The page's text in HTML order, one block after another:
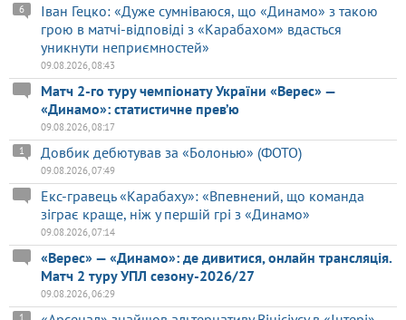
Іван Гецко: «Дуже сумніваюся, що «Динамо» з такою
грою в матчі-відповіді з «Карабахом» вдасться
уникнути неприємностей»
6
09.08.2026, 08:43
Матч 2-го туру чемпіонату України «Верес» —
«Динамо»: статистичне прев’ю
09.08.2026, 08:17
Довбик дебютував за «Болонью» (ФОТО)
1
09.08.2026, 07:49
Екс-гравець «Карабаху»: «Впевнений, що команда
зіграє краще, ніж у першій грі з «Динамо»
09.08.2026, 07:14
«Верес» — «Динамо»: де дивитися, онлайн трансляція.
Матч 2 туру УПЛ сезону-2026/27
09.08.2026, 06:29
1